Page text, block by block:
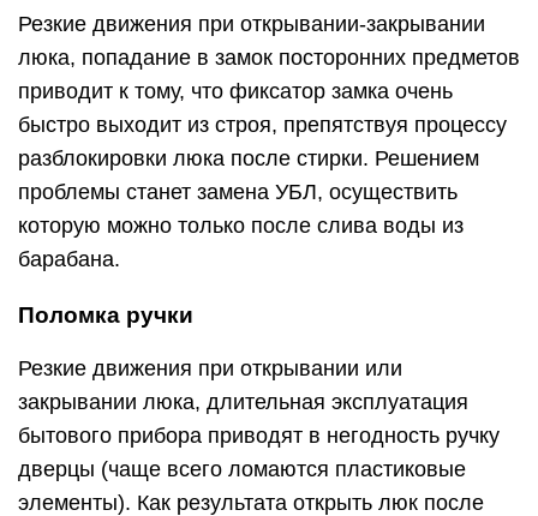
Резкие движения при открывании-закрывании
люка, попадание в замок посторонних предметов
приводит к тому, что фиксатор замка очень
быстро выходит из строя, препятствуя процессу
разблокировки люка после стирки. Решением
проблемы станет замена УБЛ, осуществить
которую можно только после слива воды из
барабана.
Поломка ручки
Резкие движения при открывании или
закрывании люка, длительная эксплуатация
бытового прибора приводят в негодность ручку
дверцы (чаще всего ломаются пластиковые
элементы). Как результата открыть люк после